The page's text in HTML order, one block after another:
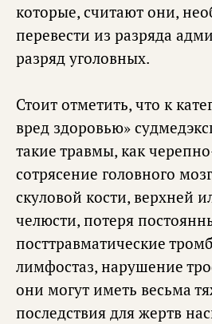
которые, считают они,
перевести из разряда
разряд уголовных.
Стоит отметить, что к
вред здоровью»
такие травмы, как
сотрясение головного
скуловой кости, верхней
челюсти, потеря
посттравматические
лимфостаз, нарушение
они могут иметь весьма
последствия для жертв